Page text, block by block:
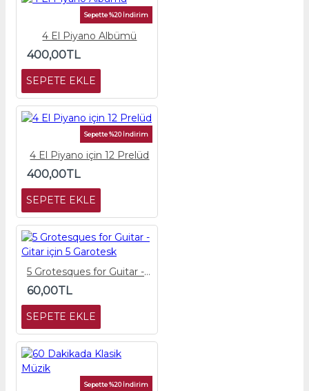
Sepette %20 İndirim
4 El Piyano Albümü
400,00TL
SEPETE EKLE
Sepette %20 İndirim
4 El Piyano için 12 Prelüd
400,00TL
SEPETE EKLE
5 Grotesques for Guitar - Gitar için 5 Garotesk
60,00TL
SEPETE EKLE
Sepette %20 İndirim